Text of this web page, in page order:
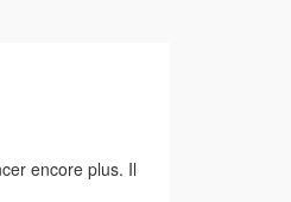
encore plus. Il